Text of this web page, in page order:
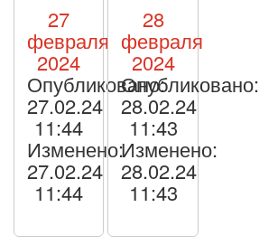
27
февраля
2024
Опубликовано:
27.02.24
11:44
Изменено:
27.02.24
11:44
28
февраля
2024
Опубликовано:
28.02.24
11:43
Изменено:
28.02.24
11:43